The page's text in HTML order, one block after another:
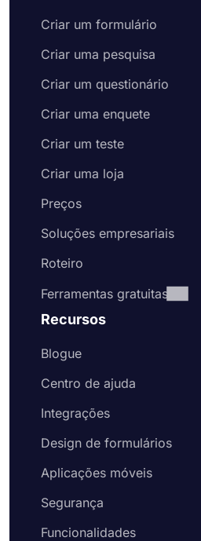
Criar um formulário
Criar uma pesquisa
Criar um questionário
Criar uma enquete
Criar um teste
Criar uma loja
Preços
Soluções empresariais
Roteiro
Ferramentas gratuitas
Recursos
Blogue
Centro de ajuda
Integrações
Design de formulários
Aplicações móveis
Segurança
Funcionalidades